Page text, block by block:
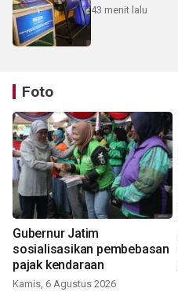
43 menit lalu
Foto
Gubernur Jatim
sosialisasikan pembebasan
pajak kendaraan
Kamis, 6 Agustus 2026